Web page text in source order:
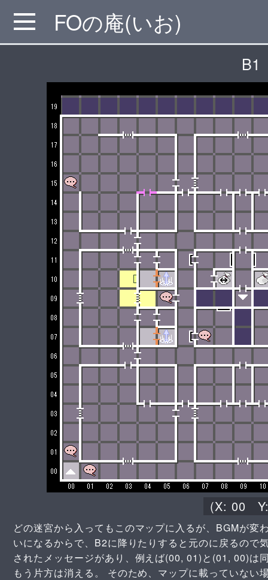
MENU FOの庵(いお)
B1
(X: 00
どの迷宮から入ってもこのマップに入るが、BGMが
いになるからで、B2に降りたりすると元のに戻るので
されたメッセージがあり、例えば(00, 01)と(01, 00)は
もう片方は消える。 そのため、マップに載っていな